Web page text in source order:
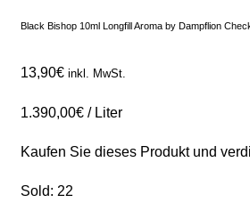
Black Bishop 10ml Longfill Aroma by Dampflion
13,90€ inkl. MwSt.
1.390,00€ / Liter
Kaufen Sie dieses Produkt und
Sold: 22